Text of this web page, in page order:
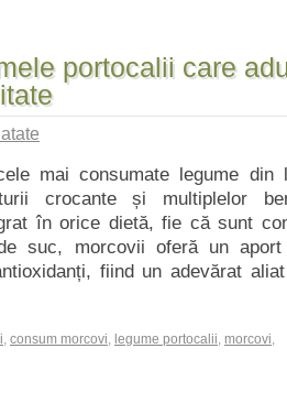
portocalii care
mai consumate legume din
crocante și multiplelor
în orice dietă, fie că sunt
suc, morcovii oferă un aport
fiind un adevărat
, consum morcovi, legume portocalii, morcovi,